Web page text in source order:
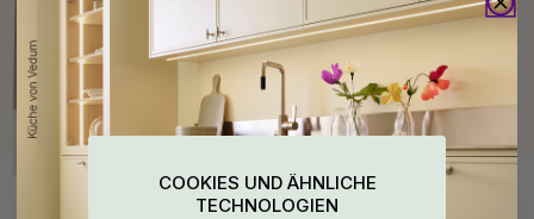
Kaufen Sie zusammen mit
COOKIES UND ÄHNLICHE
TECHNOLOGIEN